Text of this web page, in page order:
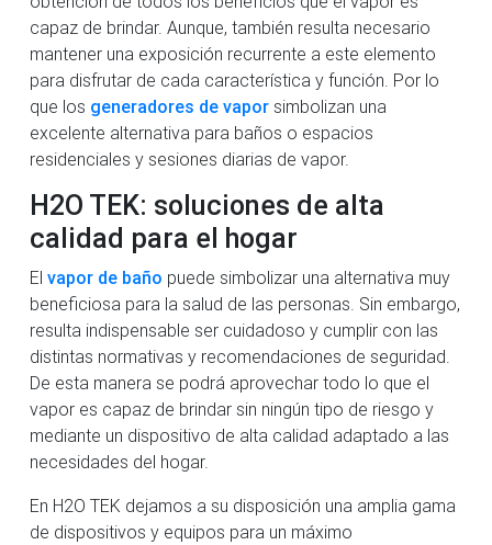
capaz de brindar. Aunque, también resulta necesario
mantener una exposición recurrente a este elemento
para disfrutar de cada característica y función. Por lo
que los generadores de vapor simbolizan una
excelente alternativa para baños o espacios
residenciales y sesiones diarias de vapor.
H2O TEK: soluciones de alta
calidad para el hogar
El vapor de baño puede simbolizar una alternativa muy
beneficiosa para la salud de las personas. Sin embargo,
resulta indispensable ser cuidadoso y cumplir con las
distintas normativas y recomendaciones de seguridad.
De esta manera se podrá aprovechar todo lo que el
vapor es capaz de brindar sin ningún tipo de riesgo y
mediante un dispositivo de alta calidad adaptado a las
necesidades del hogar.
En H2O TEK dejamos a su disposición una amplia gama
de dispositivos y equipos para un máximo